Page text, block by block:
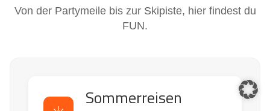
Von der Partymeile bis zur Skipiste, hier findest du
FUN.
Sommerreisen